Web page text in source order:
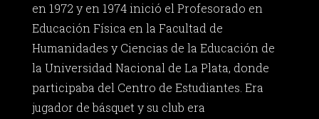
en 1972 y en 1974 inició el Profesorado en
Educación Física en la Facultad de
Humanidades y Ciencias de la Educación de
la Universidad Nacional de La Plata, donde
participaba del Centro de Estudiantes. Era
jugador de básquet y su club era